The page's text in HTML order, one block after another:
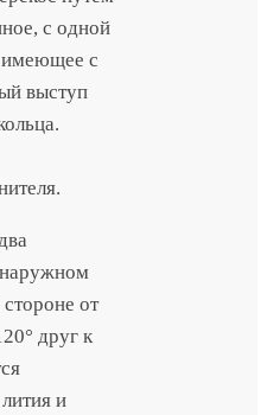
с одной
имеющее с
выступ
от
друг к
и